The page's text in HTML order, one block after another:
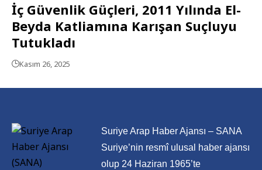
İç Güvenlik Güçleri, 2011 Yılında El-
Beyda Katliamına Karışan Suçluyu
Tutukladı
Kasım 26, 2025
Suriye Arap Haber Ajansı – SANA
Suriye’nin resmî ulusal haber ajansı
olup 24 Haziran 1965’te